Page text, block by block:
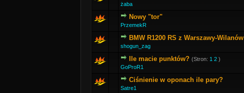
żaba
Nowy "tor"
PrzemekR
BMW R1200 RS z Warszawy-Wilanów
shogun_zag
Ile macie punktów? (Stron: 1 2 )
GoProR1
Ciśnienie w oponach ile pary?
Satre1